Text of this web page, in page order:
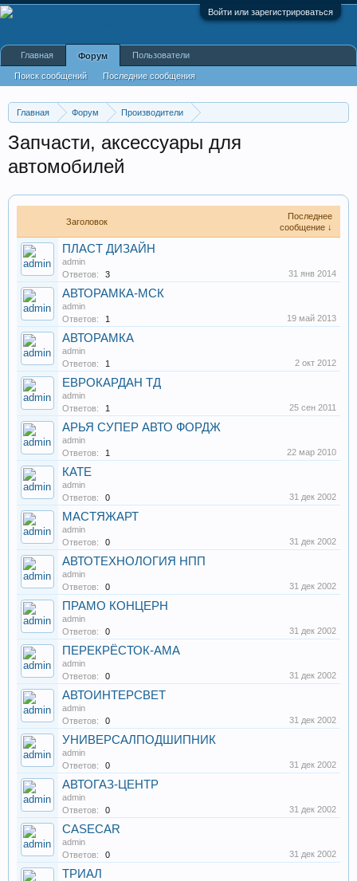
Войти или зарегистрироваться
Главная Форум
Производители
Запчасти, аксессуары для
автомобилей
Заголовок
Последнее
сообщение ↓
ПЛАСТ ДИЗАЙН
admin
Ответов:
3 31 янв 2014
АВТОРАМКА-МСК
admin
Ответов:
1 19 май 2013
АВТОРАМКА
admin
Ответов:
1 2 окт 2012
ЕВРОКАРДАН ТД
admin
Ответов:
1 25 сен 2011
АРЬЯ СУПЕР АВТО ФОРДЖ
admin
Ответов:
1 22 мар 2010
КАТЕ
admin
Ответов:
0 31 дек 2002
МАСТЯЖАРТ
admin
Ответов:
0 31 дек 2002
АВТОТЕХНОЛОГИЯ НПП
admin
Ответов:
0 31 дек 2002
ПРАМО КОНЦЕРН
admin
Ответов:
0 31 дек 2002
ПЕРЕКРЁСТОК-АМА
admin
Ответов:
0 31 дек 2002
АВТОИНТЕРСВЕТ
admin
Ответов:
0 31 дек 2002
УНИВЕРСАЛПОДШИПНИК
admin
Ответов:
0 31 дек 2002
АВТОГАЗ-ЦЕНТР
admin
Ответов:
0 31 дек 2002
CASECAR
admin
Ответов:
0 31 дек 2002
ТРИАЛ
Главная Форум
Поиск сообщений Последние сообщения
Пользователи